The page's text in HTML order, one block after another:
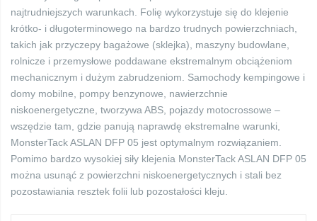
najtrudniejszych warunkach. Folię wykorzystuje się do klejenie
krótko- i długoterminowego na bardzo trudnych powierzchniach,
takich jak przyczepy bagażowe (sklejka), maszyny budowlane,
rolnicze i przemysłowe poddawane ekstremalnym obciążeniom
mechanicznym i dużym zabrudzeniom. Samochody kempingowe i
domy mobilne, pompy benzynowe, nawierzchnie
niskoenergetyczne, tworzywa ABS, pojazdy motocrossowe –
wszędzie tam, gdzie panują naprawdę ekstremalne warunki,
MonsterTack ASLAN DFP 05 jest optymalnym rozwiązaniem.
Pomimo bardzo wysokiej siły klejenia MonsterTack ASLAN DFP 05
można usunąć z powierzchni niskoenergetycznych i stali bez
pozostawiania resztek folii lub pozostałości kleju.